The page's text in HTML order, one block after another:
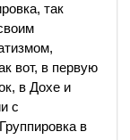
так
вот, в первую
в Дохе и
с
в